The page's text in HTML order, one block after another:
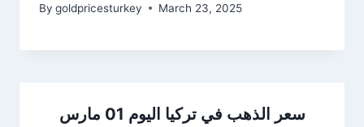
By goldpricesturkey March 23, 2025
سعر الذهب في تركيا اليوم 01 مارس